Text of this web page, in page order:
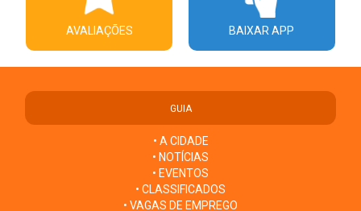
AVALIAÇÕES BAIXAR APP
GUIA
• A CIDADE
• NOTÍCIAS
• EVENTOS
• CLASSIFICADOS
• VAGAS DE EMPREGO